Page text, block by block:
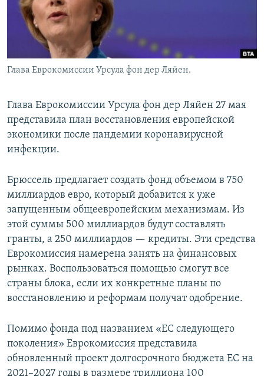
Глава Еврокомиссии Урсула фон дер Ляйен.
Глава Еврокомиссии Урсула фон дер Ляйен 27 мая
представила план восстановления европейской
экономики после пандемии коронавирусной
инфекции.
Брюссель предлагает создать фонд объемом в 750
миллиардов евро, который добавится к уже
запущенным общеевропейским механизмам. Из
этой суммы 500 миллиардов будут составлять
гранты, а 250 миллиардов — кредиты. Эти средства
Еврокомиссия намерена занять на финансовых
рынках. Воспользоваться помощью смогут все
страны блока, если их конкретные планы по
восстановлению и реформам получат одобрение.
Помимо фонда под названием «ЕС следующего
поколения» Еврокомиссия представила
обновленный проект долгосрочного бюджета ЕС на
2021–2027 годы в размере триллиона 100